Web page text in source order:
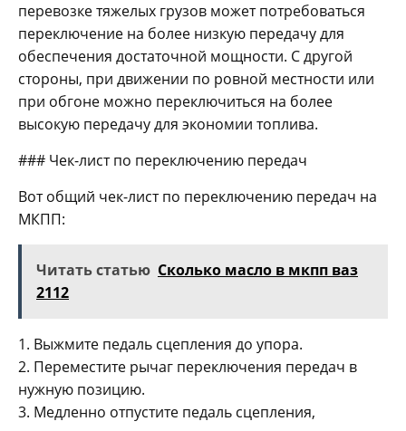
перевозке тяжелых грузов может потребоваться
переключение на более низкую передачу для
обеспечения достаточной мощности. С другой
стороны, при движении по ровной местности или
при обгоне можно переключиться на более
высокую передачу для экономии топлива.
### Чек-лист по переключению передач
Вот общий чек-лист по переключению передач на
МКПП:
Читать статью Сколько масло в мкпп ваз
2112
1. Выжмите педаль сцепления до упора.
2. Переместите рычаг переключения передач в
нужную позицию.
3. Медленно отпустите педаль сцепления,